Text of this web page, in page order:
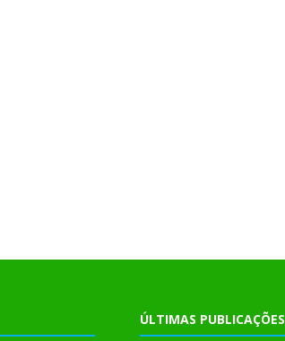
ÚLTIMAS PUBLICAÇÕES